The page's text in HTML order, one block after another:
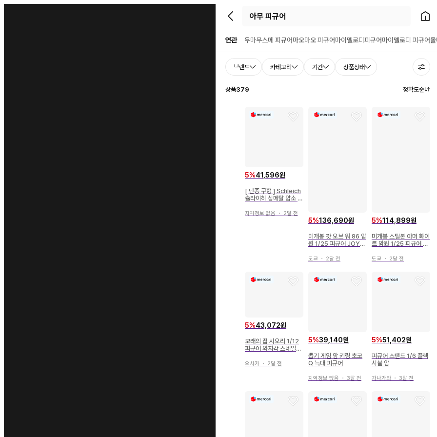
뒤로가기 홈으로
연관 우마무스메 피규어마오마오 피규어마이멜로디피규어마이멜로디 피규어
브랜드 카테고리 기간 상품상태
상품379 정확도순
5%41,596원
[ 단종 구형 ] Schleich
슐라이히 심메탈 암소 피
지역정보 없음 ・ 2달 전
5%136,690원
미개봉 갓 오브 워 86 암
원 1/25 피규어 JOYT
도쿄 ・ 2달 전
5%114,899원
미개봉 스틸본 아머 화이
트 암원 1/25 피규어 J
도쿄 ・ 2달 전
5%43,072원
모래의 집 시오리 1/12
피규어 와지각 스네일쉘
오사카 ・ 2달 전
5%39,140원
뽑기 게임 암 키링 초코
Q 늑대 피규어
지역정보 없음 ・ 3달 전
5%51,402원
피규어 스탠드 1/6 플렉
시블 암
가나가와 ・ 3달 전